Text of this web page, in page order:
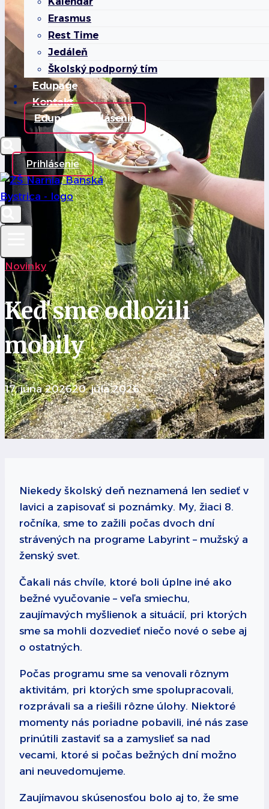
Erasmus
Rest Time
Jedáleň
Školský podporný tím
Edupage
Kontakt
Edupage prihlásenie
Prihlásenie
Novinky
Keď sme odložili
mobily
17. júna 202620. júla 2026
Niekedy školský deň neznamená len sedieť v
lavici a zapisovať si poznámky. My, žiaci 8.
ročníka, sme to zažili počas dvoch dní
strávených na programe Labyrint – mužský a
ženský svet.
Čakali nás chvíle, ktoré boli úplne iné ako
bežné vyučovanie – veľa smiechu,
zaujímavých myšlienok a situácií, pri ktorých
sme sa mohli dozvedieť niečo nové o sebe aj
o ostatných.
Počas programu sme sa venovali rôznym
aktivitám, pri ktorých sme spolupracovali,
rozprávali sa a riešili rôzne úlohy. Niektoré
momenty nás poriadne pobavili, iné nás zase
prinútili zastaviť sa a zamyslieť sa nad
vecami, ktoré si počas bežných dní možno
ani neuvedomujeme.
Zaujímavou skúsenosťou bolo aj to, že sme